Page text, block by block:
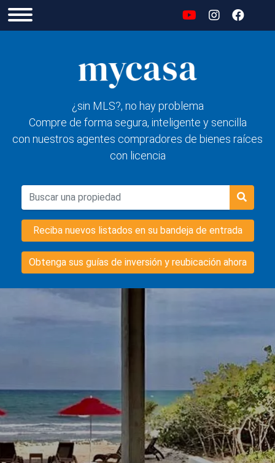
¿sin MLS?, no hay problema
Compre de forma segura, inteligente y sencilla
con nuestros agentes compradores de bienes raíces
con licencia
Reciba nuevos listados en su bandeja de entrada
Obtenga sus guías de inversión y reubicación ahora